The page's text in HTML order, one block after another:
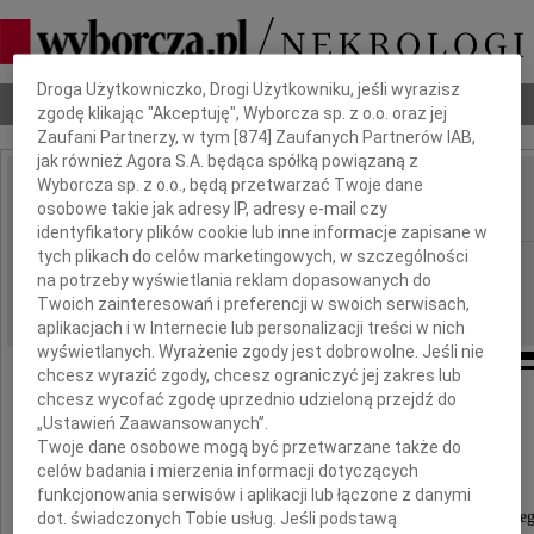
Nekrologi Odeszli Poradnik pogrzebowy
IMIĘ I NAZWISKO: Elżbieta Padło
REGION: Katowice
DATA EMISJI: 24.05.2013
Składamy z serca płynące podziękowania dla
Dyrekcji Szpitala MSWiA w Katowicach,
pielęgniarek i lekarzy Oddziału
Dbamy o Twoją prywatność
Droga Użytkowniczko, Drogi Użytkowniku, jeśli wyrazisz
zgodę klikając "Akceptuję", Wyborcza sp. z o.o. oraz jej
Zaufani Partnerzy, w tym [874 ] Zaufanych Partnerów IAB,
jak również Agora S.A. będąca spółką powiązaną z
Wyborcza sp. z o.o., będą przetwarzać Twoje dane
osobowe takie jak adresy IP, adresy e-mail czy
identyfikatory plików cookie lub inne informacje zapisane w
tych plikach do celów marketingowych, w szczególności
na potrzeby wyświetlania reklam dopasowanych do
Twoich zainteresowań i preferencji w swoich serwisach,
aplikacjach i w Internecie lub personalizacji treści w nich
wyświetlanych. Wyrażenie zgody jest dobrowolne. Jeśli nie
chcesz wyrazić zgody, chcesz ograniczyć jej zakres lub
chcesz wycofać zgodę uprzednio udzieloną przejdź do
„Ustawień Zaawansowanych”.
Twoje dane osobowe mogą być przetwarzane także do
celów badania i mierzenia informacji dotyczących
funkcjonowania serwisów i aplikacji lub łączone z danymi
dot. świadczonych Tobie usług. Jeśli podstawą